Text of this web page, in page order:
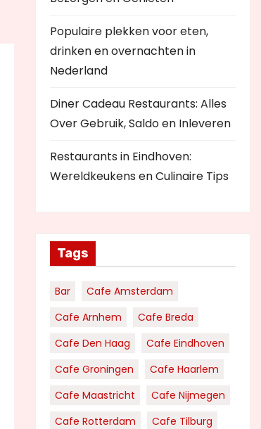
Populaire plekken voor eten,
drinken en overnachten in
Nederland
Diner Cadeau Restaurants: Alles
Over Gebruik, Saldo en Inleveren
Restaurants in Eindhoven:
Wereldkeukens en Culinaire Tips
Tags
Bar
Cafe Amsterdam
Cafe Arnhem
Cafe Breda
Cafe Den Haag
Cafe Eindhoven
Cafe Groningen
Cafe Haarlem
Cafe Maastricht
Cafe Nijmegen
Cafe Rotterdam
Cafe Tilburg